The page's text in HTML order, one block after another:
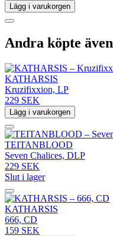
Lägg i varukorgen
Andra köpte även
KATHARSIS
Kruzifixxion, LP
229 SEK
Lägg i varukorgen
TEITANBLOOD
Seven Chalices, DLP
229 SEK
Slut i lager
KATHARSIS
666, CD
159 SEK